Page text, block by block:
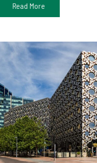
Read More